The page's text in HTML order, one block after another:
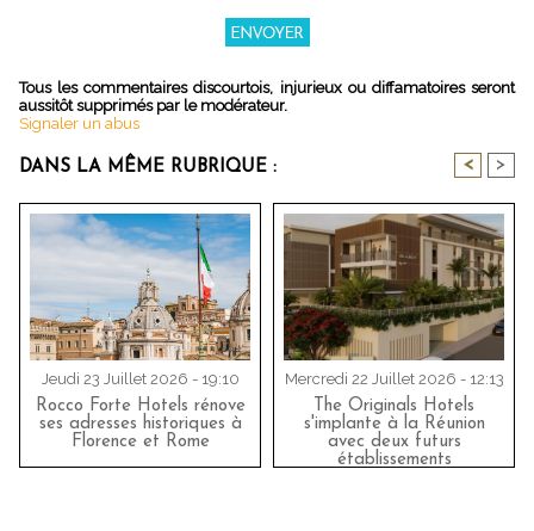
Tous les commentaires discourtois, injurieux ou diffamatoires seront
aussitôt supprimés par le modérateur.
Signaler un abus
DANS LA MÊME RUBRIQUE : < >
Jeudi 23 Juillet 2026 - 19:10
Rocco Forte Hotels rénove
ses adresses historiques à
Florence et Rome
Mercredi 22 Juillet 2026 - 12:13
The Originals Hotels
s'implante à la Réunion
avec deux futurs
établissements